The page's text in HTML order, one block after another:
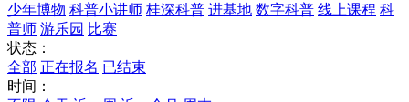
少年博物 科普小讲师 桂深科普 进基地 数字科普 线上课程 科
普师 游乐园 比赛
状态：
全部 正在报名 已结束
时间：